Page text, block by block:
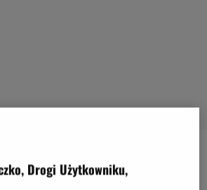
Radosław Majdan
swój nowy dom marzeń. Para
Drogi Użytkowniku,